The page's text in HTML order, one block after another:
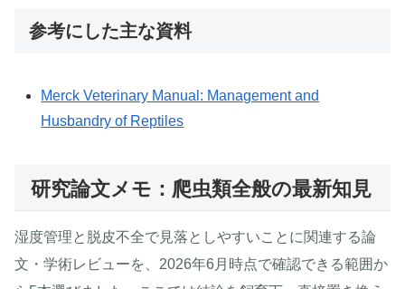
参考にした主な資料
Merck Veterinary Manual: Management and
Husbandry of Reptiles
研究論文メモ：爬虫類全般の最新知見
湿度管理と脱皮不全で見落としやすいことに関連する論
文・学術レビューを、2026年6月時点で確認できる範囲か